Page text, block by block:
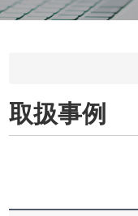
取扱事例